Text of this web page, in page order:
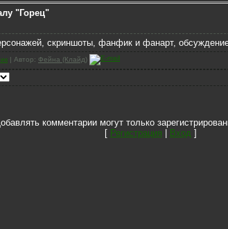
"Горец"
скриншоты, фанфик и фанарт,
| Автор: Фейна (Клайд)
комментарии могут только
[ Регистрация Вход ]